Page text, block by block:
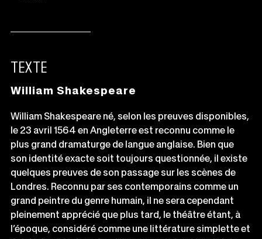
TEXTE
William Shakespeare
William Shakespeare né, selon les preuves disponibles,
le 23 avril 1564 en Angleterre est reconnu comme le
plus grand dramaturge de langue anglaise. Bien que
son identité exacte soit toujours questionnée, il existe
quelques preuves de son passage sur les scènes de
Londres. Reconnu par ses contemporains comme un
grand peintre du genre humain, il ne sera cependant
pleinement apprécié que plus tard, le théâtre étant, à
l’époque, considéré comme une littérature simplette et